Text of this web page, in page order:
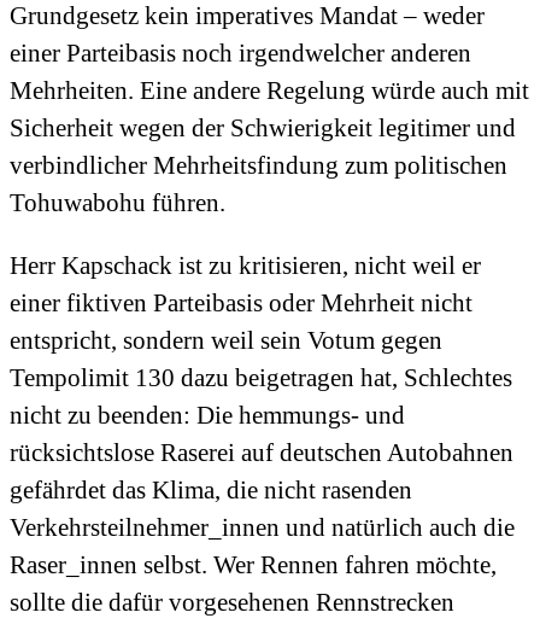
Grundgesetz kein imperatives Mandat – weder
einer Parteibasis noch irgendwelcher anderen
Mehrheiten. Eine andere Regelung würde auch mit
Sicherheit wegen der Schwierigkeit legitimer und
verbindlicher Mehrheitsfindung zum politischen
Tohuwabohu führen.
Herr Kapschack ist zu kritisieren, nicht weil er
einer fiktiven Parteibasis oder Mehrheit nicht
entspricht, sondern weil sein Votum gegen
Tempolimit 130 dazu beigetragen hat, Schlechtes
nicht zu beenden: Die hemmungs- und
rücksichtslose Raserei auf deutschen Autobahnen
gefährdet das Klima, die nicht rasenden
Verkehrsteilnehmer_innen und natürlich auch die
Raser_innen selbst. Wer Rennen fahren möchte,
sollte die dafür vorgesehenen Rennstrecken